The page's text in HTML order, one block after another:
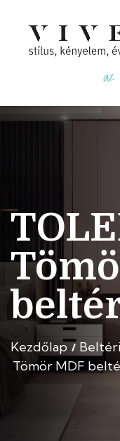
Kezdőlap
Tömör MDF